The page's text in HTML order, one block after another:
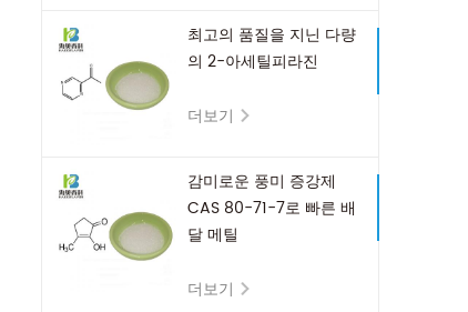
최고의 품질을 지닌 다량
의 2-아세틸피라진
더보기
감미로운 풍미 증강제
CAS 80-71-7로 빠른 배
달 메틸
더보기